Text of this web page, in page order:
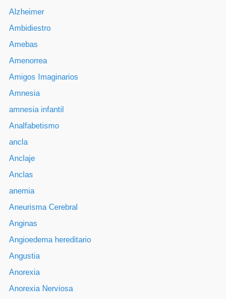
Alzheimer
Ambidiestro
Amebas
Amenorrea
Amigos Imaginarios
Amnesia
amnesia infantil
Analfabetismo
ancla
Anclaje
Anclas
anemia
Aneurisma Cerebral
Anginas
Angioedema hereditario
Angustia
Anorexia
Anorexia Nerviosa